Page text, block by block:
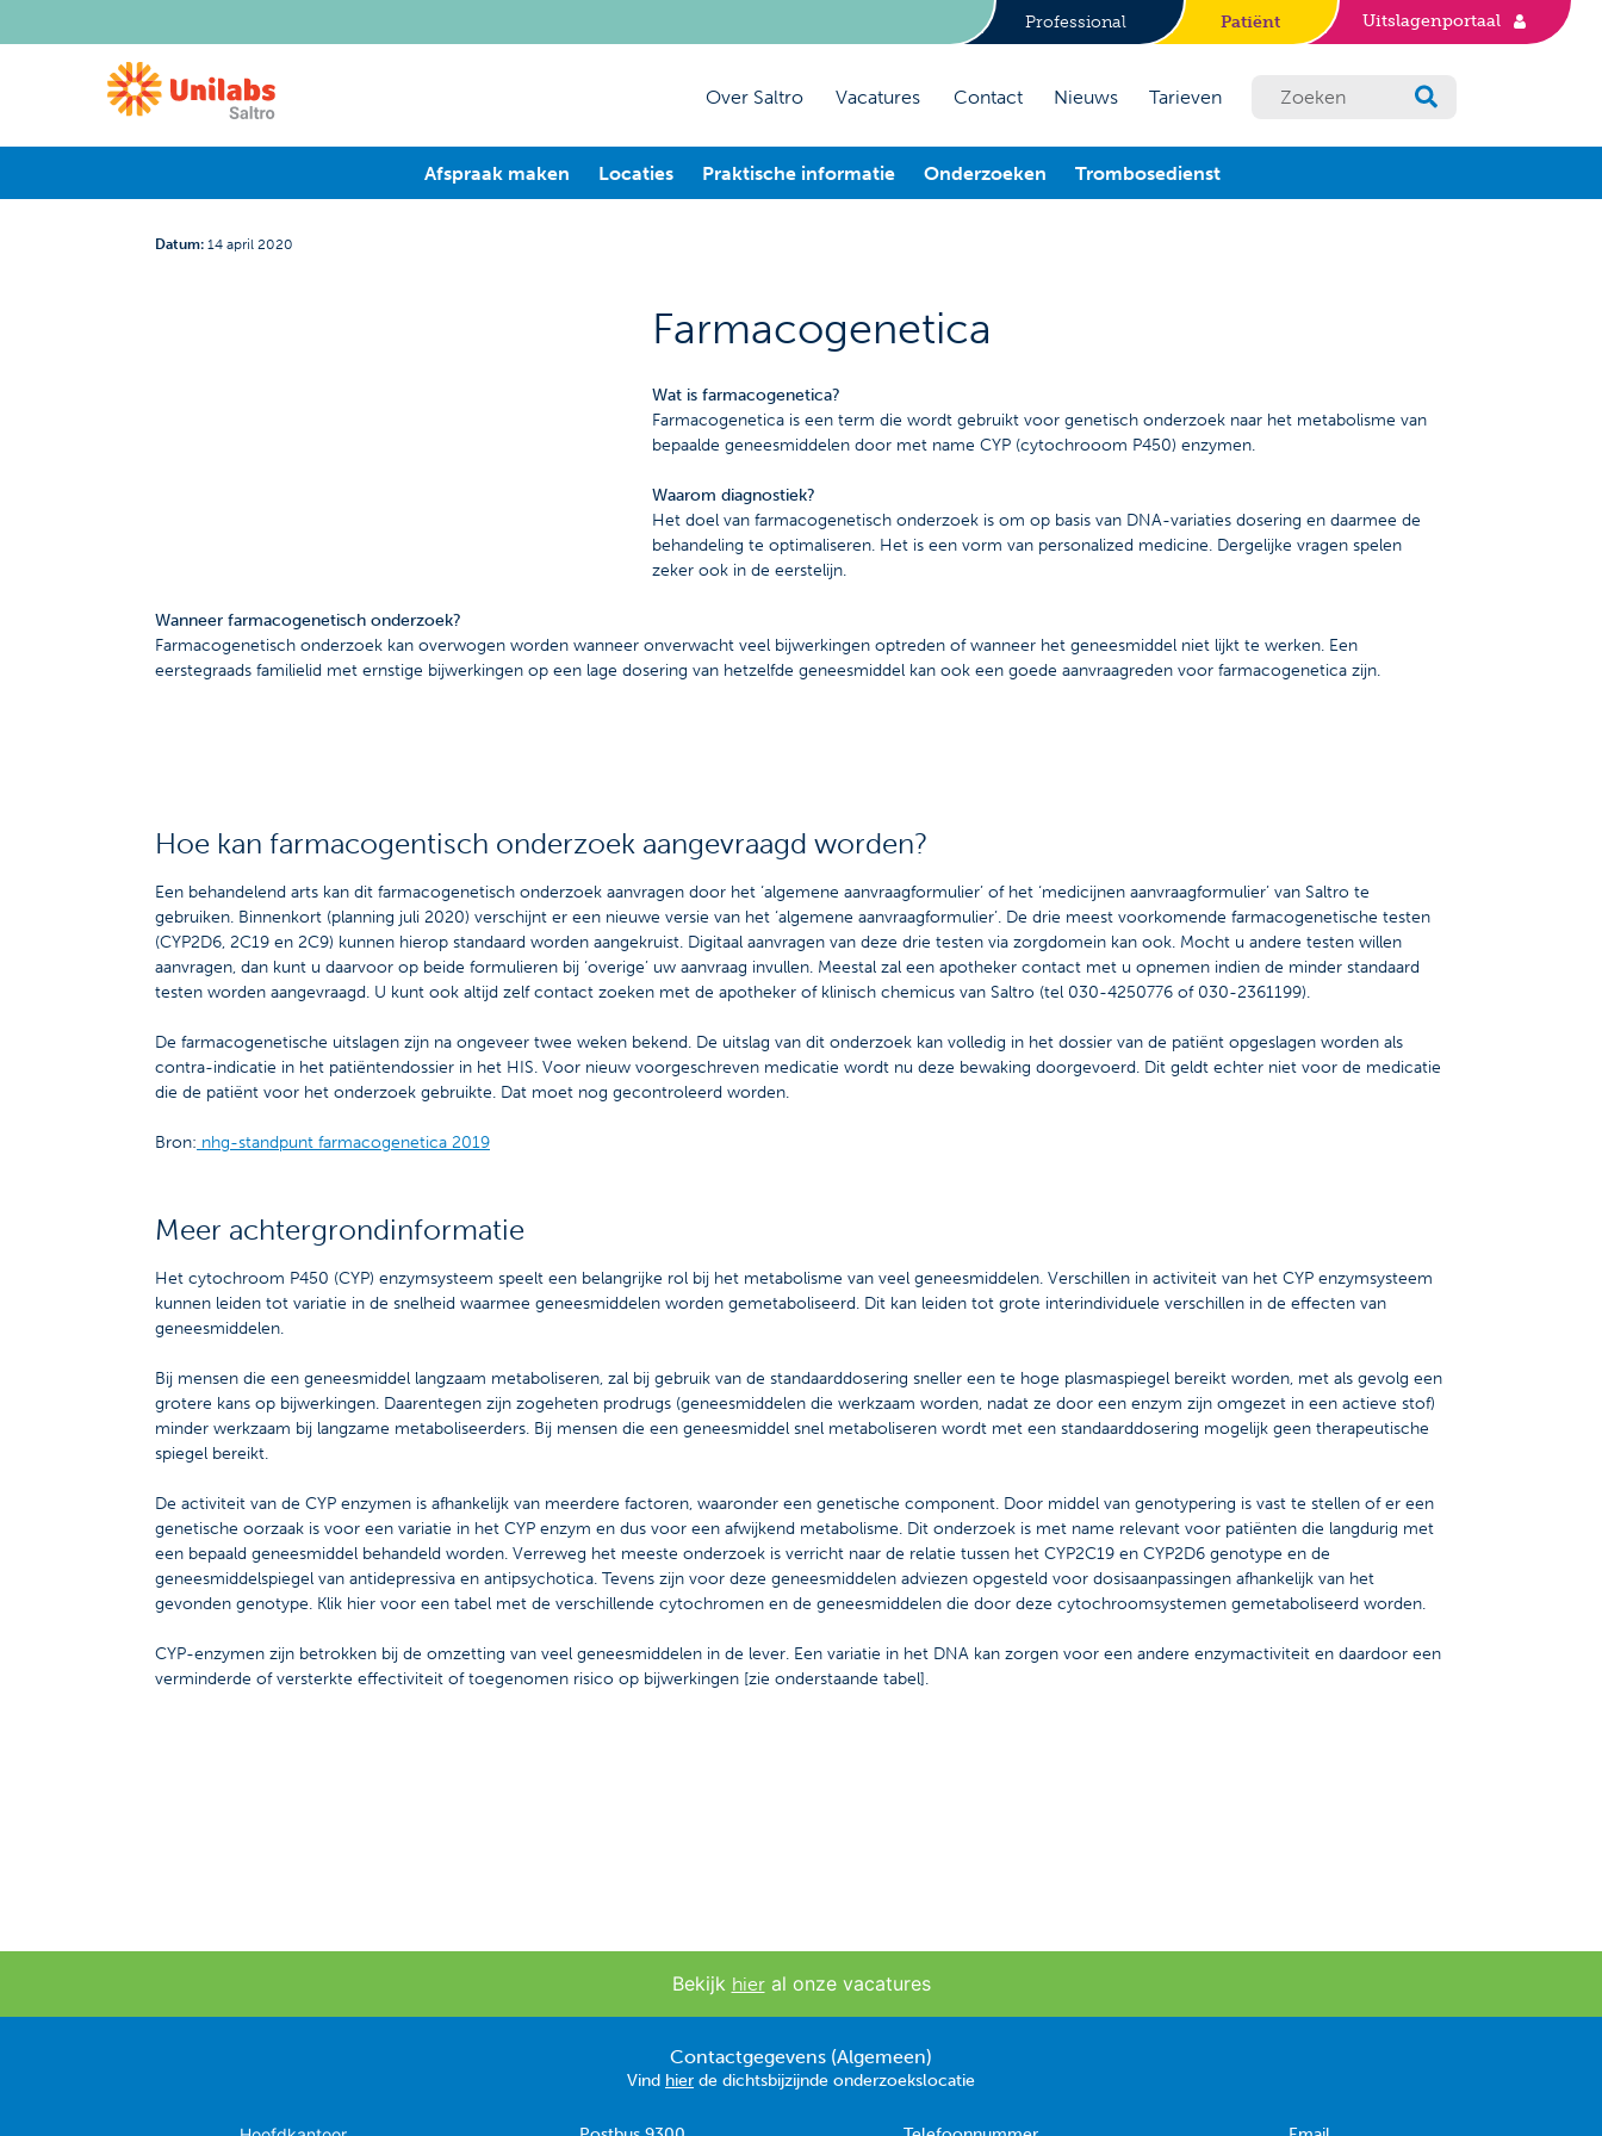
Professional Patiënt Uitslagenportaal
Over Saltro Vacatures Contact Nieuws Tarieven
Afspraak maken Locaties Praktische informatie Onderzoeken Trombosedienst
Datum: 14 april 2020
Farmacogenetica
Wat is farmacogenetica?
Farmacogenetica is een term die wordt gebruikt voor genetisch onderzoek naar het metabolisme van
bepaalde geneesmiddelen door met name CYP (cytochrooom P450) enzymen.
Waarom diagnostiek?
Het doel van farmacogenetisch onderzoek is om op basis van DNA-variaties dosering en daarmee de
behandeling te optimaliseren. Het is een vorm van personalized medicine. Dergelijke vragen spelen
zeker ook in de eerstelijn.
Wanneer farmacogenetisch onderzoek?
Farmacogenetisch onderzoek kan overwogen worden wanneer onverwacht veel bijwerkingen optreden of wanneer het geneesmiddel niet lijkt te werken. Een
eerstegraads familielid met ernstige bijwerkingen op een lage dosering van hetzelfde geneesmiddel kan ook een goede aanvraagreden voor farmacogenetica zijn.
Hoe kan farmacogentisch onderzoek aangevraagd worden?
Een behandelend arts kan dit farmacogenetisch onderzoek aanvragen door het ‘algemene aanvraagformulier’ of het ‘medicijnen aanvraagformulier’ van Saltro te
gebruiken. Binnenkort (planning juli 2020) verschijnt er een nieuwe versie van het ‘algemene aanvraagformulier’. De drie meest voorkomende farmacogenetische testen
(CYP2D6, 2C19 en 2C9) kunnen hierop standaard worden aangekruist. Digitaal aanvragen van deze drie testen via zorgdomein kan ook. Mocht u andere testen willen
aanvragen, dan kunt u daarvoor op beide formulieren bij ‘overige’ uw aanvraag invullen. Meestal zal een apotheker contact met u opnemen indien de minder standaard
testen worden aangevraagd. U kunt ook altijd zelf contact zoeken met de apotheker of klinisch chemicus van Saltro (tel 030-4250776 of 030-2361199).
De farmacogenetische uitslagen zijn na ongeveer twee weken bekend. De uitslag van dit onderzoek kan volledig in het dossier van de patiënt opgeslagen worden als
contra-indicatie in het patiëntendossier in het HIS. Voor nieuw voorgeschreven medicatie wordt nu deze bewaking doorgevoerd. Dit geldt echter niet voor de medicatie
die de patiënt voor het onderzoek gebruikte. Dat moet nog gecontroleerd worden.
Bron: nhg-standpunt farmacogenetica 2019
Meer achtergrondinformatie
Het cytochroom P450 (CYP) enzymsysteem speelt een belangrijke rol bij het metabolisme van veel geneesmiddelen. Verschillen in activiteit van het CYP enzymsysteem
kunnen leiden tot variatie in de snelheid waarmee geneesmiddelen worden gemetaboliseerd. Dit kan leiden tot grote interindividuele verschillen in de effecten van
geneesmiddelen.
Bij mensen die een geneesmiddel langzaam metaboliseren, zal bij gebruik van de standaarddosering sneller een te hoge plasmaspiegel bereikt worden, met als gevolg een
grotere kans op bijwerkingen. Daarentegen zijn zogeheten prodrugs (geneesmiddelen die werkzaam worden, nadat ze door een enzym zijn omgezet in een actieve stof)
minder werkzaam bij langzame metaboliseerders. Bij mensen die een geneesmiddel snel metaboliseren wordt met een standaarddosering mogelijk geen therapeutische
spiegel bereikt.
De activiteit van de CYP enzymen is afhankelijk van meerdere factoren, waaronder een genetische component. Door middel van genotypering is vast te stellen of er een
genetische oorzaak is voor een variatie in het CYP enzym en dus voor een afwijkend metabolisme. Dit onderzoek is met name relevant voor patiënten die langdurig met
een bepaald geneesmiddel behandeld worden. Verreweg het meeste onderzoek is verricht naar de relatie tussen het CYP2C19 en CYP2D6 genotype en de
geneesmiddelspiegel van antidepressiva en antipsychotica. Tevens zijn voor deze geneesmiddelen adviezen opgesteld voor dosisaanpassingen afhankelijk van het
gevonden genotype. Klik hier voor een tabel met de verschillende cytochromen en de geneesmiddelen die door deze cytochroomsystemen gemetaboliseerd worden.
CYP-enzymen zijn betrokken bij de omzetting van veel geneesmiddelen in de lever. Een variatie in het DNA kan zorgen voor een andere enzymactiviteit en daardoor een
verminderde of versterkte effectiviteit of toegenomen risico op bijwerkingen [zie onderstaande tabel].
Bekijk hieral onze vacatures
Contactgegevens (Algemeen)
Vind hier de dichtsbijzijnde onderzoekslocatie